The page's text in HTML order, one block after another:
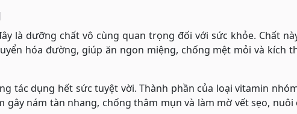
là dưỡng chất vô cùng quan trọng đối với sức khỏe. Chất
hóa đường, giúp ăn ngon miệng, chống mệt mỏi và kích
tác dụng hết sức tuyệt vời. Thành phần của loại vitamin
gây nám tàn nhang, chống thâm mụn và làm mờ vết sẹo, nuôi